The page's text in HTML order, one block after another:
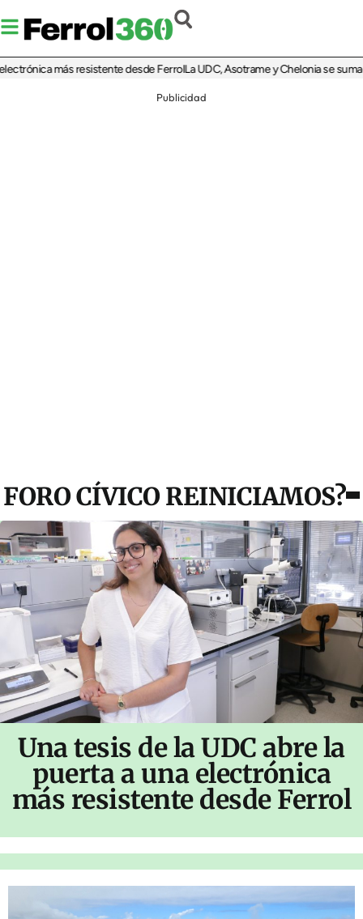
más resistente desde FerrolLa UDC, Asotrame y Chelonia se suman al
Publicidad
FORO CÍVICO REINICIAMOS?
Una tesis de la UDC abre la
puerta a una electrónica
más resistente desde Ferrol